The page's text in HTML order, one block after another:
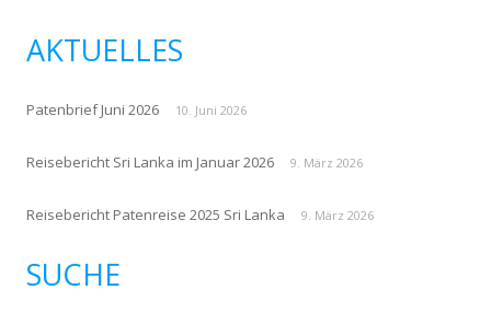
AKTUELLES
Patenbrief Juni 2026 10. Juni 2026
Reisebericht Sri Lanka im Januar 2026 9. März 2026
Reisebericht Patenreise 2025 Sri Lanka 9. März 2026
SUCHE